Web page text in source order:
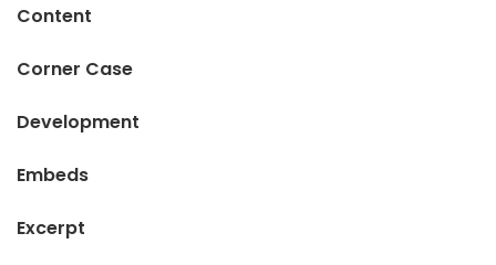
Content
Corner Case
Development
Embeds
Excerpt